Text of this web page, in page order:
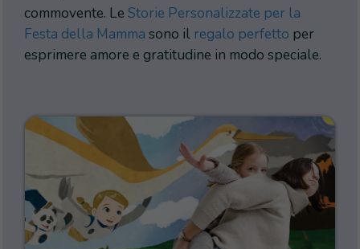
commovente. Le Storie Personalizzate per la
Festa della Mamma sono il regalo perfetto per
esprimere amore e gratitudine in modo speciale.